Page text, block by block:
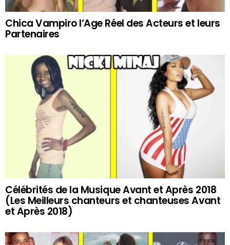
Chica Vampiro l’Age Réel des Acteurs et leurs
Partenaires
Célébrités de la Musique Avant et Après 2018
(Les Meilleurs chanteurs et chanteuses Avant
et Après 2018)